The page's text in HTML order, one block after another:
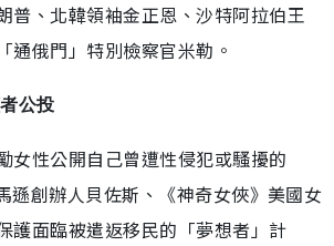
普、北韓領袖金正恩、沙特阿拉伯王
通俄門」特別檢察官米勒。
公投
女性公開自己曾遭性侵犯或騷擾的
遜創辦人貝佐斯、《神奇女俠》美國女
護面臨被遣返移民的「夢想者」計